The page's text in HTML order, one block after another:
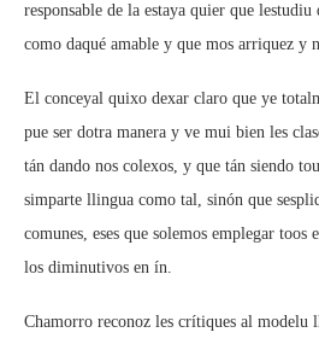
responsable de la estaya quier que
como daqué amable y que mos arriquez y
El conceyal quixo dexar claro que ye
pue ser dotra manera y ve mui bien les
tán dando nos colexos, y que tán siendo tou
simparte llingua como tal, sinón que
comunes, eses que solemos emplegar toos
los diminutivos en ín.
Chamorro reconoz les crítiques al modelu